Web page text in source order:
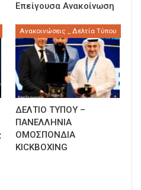
Επείγουσα Ανακοίνωση
Ανακοινώσεις _ Δελτία Τύπου
ΔΕΛΤΙΟ ΤΥΠΟΥ –
ΠΑΝΕΛΛΗΝΙΑ
ΟΜΟΣΠΟΝΔΙΑ
KICKBOXING